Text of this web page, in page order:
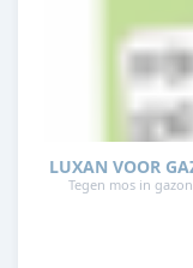
LUXAN VOOR
Tegen mos in